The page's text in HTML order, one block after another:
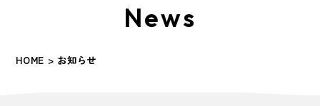
News
HOME > お知らせ